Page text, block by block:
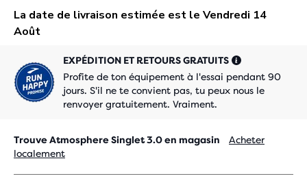
EXPÉDITION ET RETOURS GRATUITS
Profite de ton équipement à l'essai pendant 90
jours. S'il ne te convient pas, tu peux nous le
renvoyer gratuitement. Vraiment.
Trouve Atmosphere Singlet 3.0 en magasin
Acheter
localement